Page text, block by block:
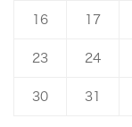
16 17
23 24
30 31